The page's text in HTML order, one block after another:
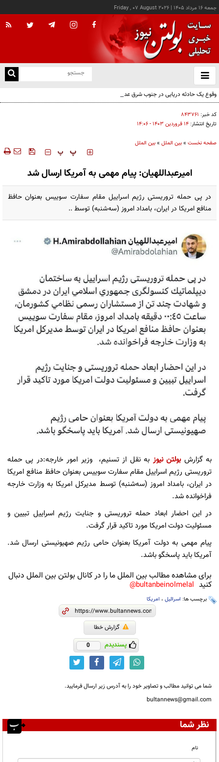
جمعه ۱۶ مرداد ۱۴۰۵ |
Friday , 07 August 2026
باز
و
وقوع یک حادثه دریایی در جنوب شرق عدن
کد خبر: ۸۴۳۷۶۱
تاریخ انتشار: ۱۴ فروردين ۱۴۰۳ - ۱۴:۰۶
صفحه نخست »بین الملل »بین الملل
‍‍‍ پ پ
امیرعبداللهیان: پیام مهمی به آمریکا ارسال شد
در پی حمله تروريستی رژيم اسراییل مقام سفارت سوييس بعنوان حافظ
منافع امريكا در ایران، بامداد امروز (سه‌شنبه) توسط ..
به گزارشبولتن نیوز به نقل از تسنیم، وزیر امور خارجه:در پی حمله
تروريستی رژيم اسراییل مقام سفارت سوييس بعنوان حافظ منافع امريكا
در ایران، بامداد امروز (سه‌شنبه) توسط مديركل امريكا به وزارت خارجه
فراخوانده شد.
در این احضار ابعاد حمله تروریستی و جنایت رژیم اسراییل تبیین و
مسئوليت دولت امريكا مورد تاكيد قرار گرفت.
پیام مهمی به دولت آمریکا بعنوان حامی رژیم صهیونیستی ارسال شد.
آمریکا باید پاسخگو باشد.
برای مشاهده مطالب بین الملل ما را در کانال بولتن بین الملل دنبال
کنید bultanbeinolmelal@
برچسب ها: اسرائیل ، امریکا
گزارش خطا
پسندیدم 0
شما می توانید مطالب و تصاویر خود را به آدرس زیر ارسال فرمایید.
bultannews@gmail.com
نظر شما
نام